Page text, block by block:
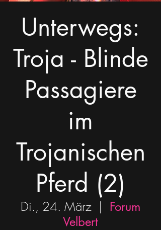
Unterwegs:
Troja - Blinde
Passagiere
im
Trojanischen
Pferd (2)
Di., 24. März
  |
Forum
Velbert